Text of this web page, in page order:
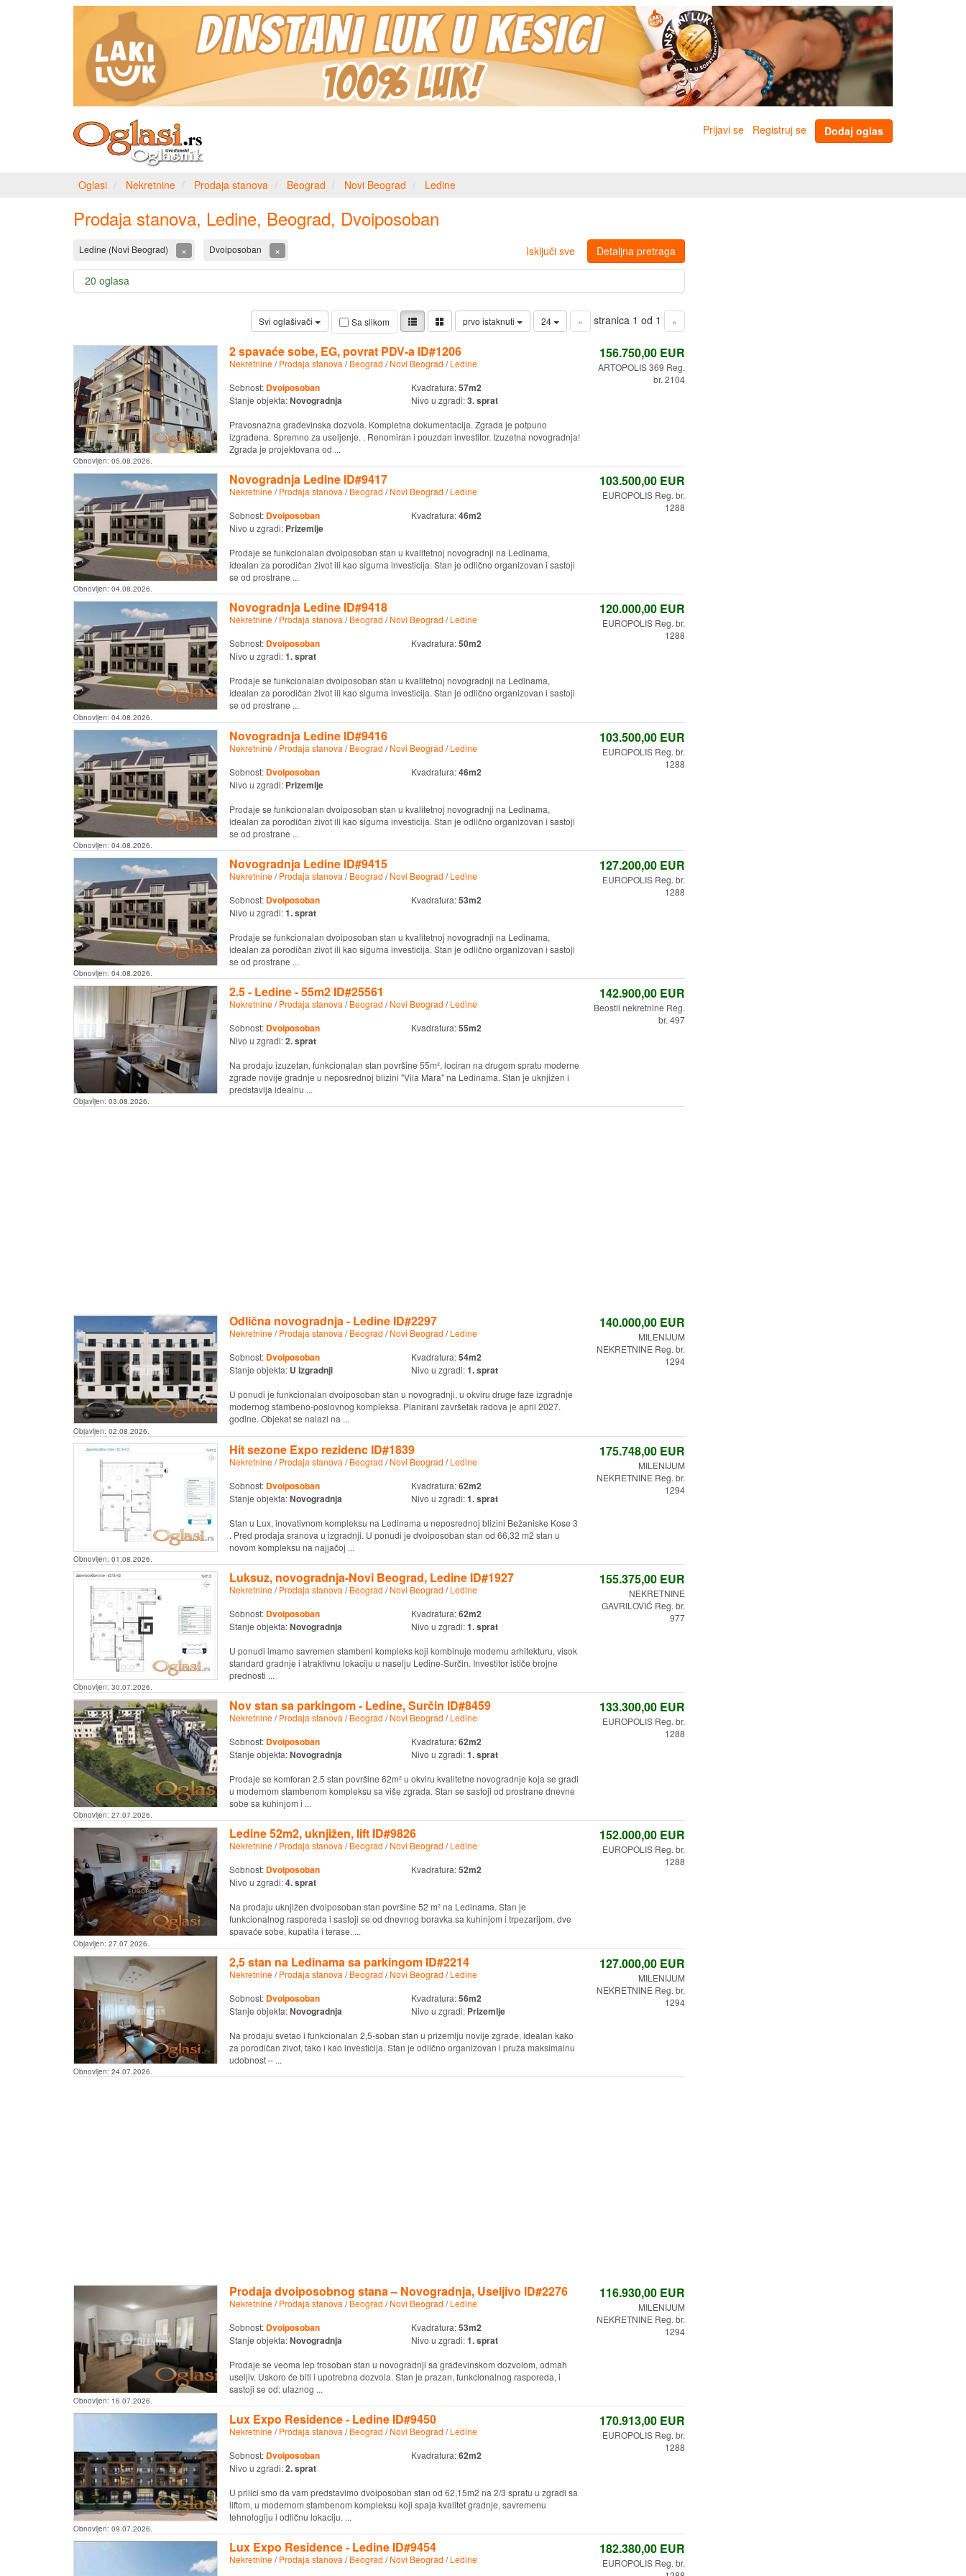
Prijavi se Registruj se Dodaj oglas
Oglasi Nekretnine Prodaja stanova Beograd Novi Beograd Ledine
Prodaja stanova, Ledine, Beograd, Dvoiposoban
Ledine (Novi Beograd) × Dvoiposoban × Isključi sve Detaljna pretraga
20 oglasa
Svi oglašivači Sa slikom prvo istaknuti 24 « stranica 1 od 1 »
Obnovljen: 05.08.2026.
2 spavaće sobe, EG, povrat PDV-a ID#1206
Nekretnine/Prodaja stanova /Beograd /Novi Beograd /Ledine
Sobnost: Dvoiposoban Kvadratura:57m2
Stanje objekta:Novogradnja Nivo u zgradi:3. sprat
Pravosnažna građevinska dozvola. Kompletna dokumentacija. Zgrada je potpuno
izgrađena. Spremno za useljenje. . Renomiran i pouzdan investitor. Izuzetna novogradnja!
Zgrada je projektovana od ...
156.750,00EUR
ARTOPOLIS 369 Reg.
br. 2104
Obnovljen: 04.08.2026.
Novogradnja Ledine ID#9417
Nekretnine/Prodaja stanova /Beograd /Novi Beograd /Ledine
Sobnost: Dvoiposoban Kvadratura:46m2
Nivo u zgradi: Prizemlje
Prodaje se funkcionalan dvoiposoban stan u kvalitetnoj novogradnji na Ledinama,
idealan za porodičan život ili kao sigurna investicija. Stan je odlično organizovan i sastoji
se od prostrane ...
103.500,00EUR
EUROPOLIS Reg. br.
1288
Obnovljen: 04.08.2026.
Novogradnja Ledine ID#9418
Nekretnine/Prodaja stanova /Beograd /Novi Beograd /Ledine
Sobnost: Dvoiposoban Kvadratura:50m2
Nivo u zgradi:1. sprat
Prodaje se funkcionalan dvoiposoban stan u kvalitetnoj novogradnji na Ledinama,
idealan za porodičan život ili kao sigurna investicija. Stan je odlično organizovan i sastoji
se od prostrane ...
120.000,00EUR
EUROPOLIS Reg. br.
1288
Obnovljen: 04.08.2026.
Novogradnja Ledine ID#9416
Nekretnine/Prodaja stanova /Beograd /Novi Beograd /Ledine
Sobnost: Dvoiposoban Kvadratura:46m2
Nivo u zgradi: Prizemlje
Prodaje se funkcionalan dvoiposoban stan u kvalitetnoj novogradnji na Ledinama,
idealan za porodičan život ili kao sigurna investicija. Stan je odlično organizovan i sastoji
se od prostrane ...
103.500,00EUR
EUROPOLIS Reg. br.
1288
Obnovljen: 04.08.2026.
Novogradnja Ledine ID#9415
Nekretnine/Prodaja stanova /Beograd /Novi Beograd /Ledine
Sobnost: Dvoiposoban Kvadratura:53m2
Nivo u zgradi:1. sprat
Prodaje se funkcionalan dvoiposoban stan u kvalitetnoj novogradnji na Ledinama,
idealan za porodičan život ili kao sigurna investicija. Stan je odlično organizovan i sastoji
se od prostrane ...
127.200,00EUR
EUROPOLIS Reg. br.
1288
Objavljen: 03.08.2026.
2.5 - Ledine - 55m2 ID#25561
Nekretnine/Prodaja stanova /Beograd /Novi Beograd /Ledine
Sobnost: Dvoiposoban Kvadratura:55m2
Nivo u zgradi:2. sprat
Na prodaju izuzetan, funkcionalan stan površine 55m², lociran na drugom spratu moderne
zgrade novije gradnje u neposrednoj blizini "Vila Mara" na Ledinama. Stan je uknjižen i
predstavlja idealnu ...
142.900,00EUR
Beostil nekretnine Reg.
br. 497
Objavljen: 02.08.2026.
Odlična novogradnja - Ledine ID#2297
Nekretnine/Prodaja stanova /Beograd /Novi Beograd /Ledine
Sobnost: Dvoiposoban Kvadratura:54m2
Stanje objekta: U izgradnji Nivo u zgradi:1. sprat
U ponudi je funkcionalan dvoiposoban stan u novogradnji, u okviru druge faze izgradnje
modernog stambeno-poslovnog kompleksa. Planirani završetak radova je april 2027.
godine. Objekat se nalazi na ...
140.000,00EUR
MILENIJUM
NEKRETNINE Reg. br.
1294
Obnovljen: 01.08.2026.
Hit sezone Expo rezidenc ID#1839
Nekretnine/Prodaja stanova /Beograd /Novi Beograd /Ledine
Sobnost: Dvoiposoban Kvadratura:62m2
Stanje objekta:Novogradnja Nivo u zgradi:1. sprat
Stan u Lux, inovativnom kompleksu na Ledinama u neposrednoj blizini Bežaniske Kose 3
. Pred prodaja sranova u izgradnji. U ponudi je dvoiposoban stan od 66,32 m2 stan u
novom kompleksu na najjačoj ...
175.748,00EUR
MILENIJUM
NEKRETNINE Reg. br.
1294
Obnovljen: 30.07.2026.
Luksuz, novogradnja-Novi Beograd, Ledine ID#1927
Nekretnine/Prodaja stanova /Beograd /Novi Beograd /Ledine
Sobnost: Dvoiposoban Kvadratura:62m2
Stanje objekta:Novogradnja Nivo u zgradi:1. sprat
U ponudi imamo savremen stambeni kompleks koji kombinuje modernu arhitekturu, visok
standard gradnje i atraktivnu lokaciju u naselju Ledine-Surčin. Investitor ističe brojne
prednosti ...
155.375,00EUR
NEKRETNINE
GAVRILOVIĆ Reg. br.
977
Obnovljen: 27.07.2026.
Nov stan sa parkingom - Ledine, Surčin ID#8459
Nekretnine/Prodaja stanova /Beograd /Novi Beograd /Ledine
Sobnost: Dvoiposoban Kvadratura:62m2
Stanje objekta:Novogradnja Nivo u zgradi:1. sprat
Prodaje se komforan 2.5 stan površine 62m² u okviru kvalitetne novogradnje koja se gradi
u modernom stambenom kompleksu sa više zgrada. Stan se sastoji od prostrane dnevne
sobe sa kuhinjom i ...
133.300,00EUR
EUROPOLIS Reg. br.
1288
Objavljen: 27.07.2026.
Ledine 52m2, uknjižen, lift ID#9826
Nekretnine/Prodaja stanova /Beograd /Novi Beograd /Ledine
Sobnost: Dvoiposoban Kvadratura:52m2
Nivo u zgradi:4. sprat
Na prodaju uknjižen dvoiposoban stan površine 52 m² na Ledinama. Stan je
funkcionalnog rasporeda i sastoji se od dnevnog boravka sa kuhinjom i trpezarijom, dve
spavaće sobe, kupatila i terase. ...
152.000,00EUR
EUROPOLIS Reg. br.
1288
Obnovljen: 24.07.2026.
2,5 stan na Ledinama sa parkingom ID#2214
Nekretnine/Prodaja stanova /Beograd /Novi Beograd /Ledine
Sobnost: Dvoiposoban Kvadratura:56m2
Stanje objekta:Novogradnja Nivo u zgradi: Prizemlje
Na prodaju svetao i funkcionalan 2,5-soban stan u prizemlju novije zgrade, idealan kako
za porodičan život, tako i kao investicija. Stan je odlično organizovan i pruža maksimalnu
udobnost – ...
127.000,00EUR
MILENIJUM
NEKRETNINE Reg. br.
1294
Obnovljen: 16.07.2026.
Prodaja dvoiposobnog stana – Novogradnja, Useljivo ID#2276
Nekretnine/Prodaja stanova /Beograd /Novi Beograd /Ledine
Sobnost: Dvoiposoban Kvadratura:53m2
Stanje objekta:Novogradnja Nivo u zgradi:1. sprat
Prodaje se veoma lep trosoban stan u novogradnji sa građevinskom dozvolom, odmah
useljiv. Uskoro će biti i upotrebna dozvola. Stan je prazan, funkcionalnog rasporeda, i
sastoji se od: ulaznog ...
116.930,00EUR
MILENIJUM
NEKRETNINE Reg. br.
1294
Obnovljen: 09.07.2026.
Lux Expo Residence - Ledine ID#9450
Nekretnine/Prodaja stanova /Beograd /Novi Beograd /Ledine
Sobnost: Dvoiposoban Kvadratura:62m2
Nivo u zgradi:2. sprat
U prilici smo da vam predstavimo dvoiposoban stan od 62,15m2 na 2/3 spratu u zgradi sa
liftom, u modernom stambenom kompleksu koji spaja kvalitet gradnje, savremenu
tehnologiju i odličnu lokaciju. ...
170.913,00EUR
EUROPOLIS Reg. br.
1288
Lux Expo Residence - Ledine ID#9454
Nekretnine/Prodaja stanova /Beograd /Novi Beograd /Ledine
182.380,00EUR
EUROPOLIS Reg. br.